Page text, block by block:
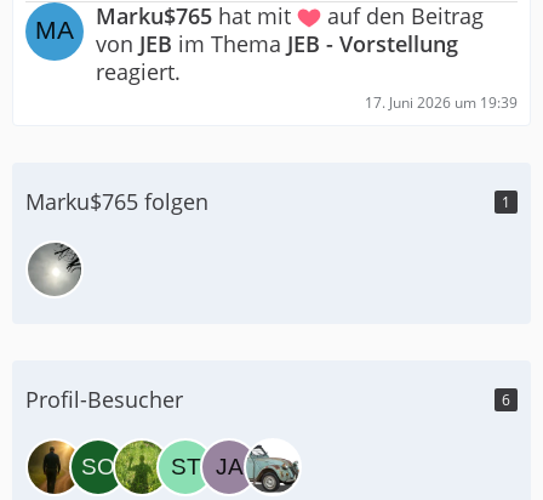
Marku$765 hat mit
auf den Beitrag
von JEB im Thema JEB - Vorstellung
reagiert.
17. Juni 2026 um 19:39
Marku$765 folgen 1
Profil-Besucher 6